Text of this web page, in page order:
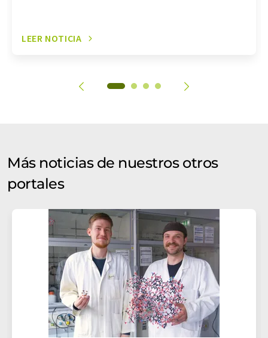
LEER NOTICIA
Más noticias de nuestros otros
portales